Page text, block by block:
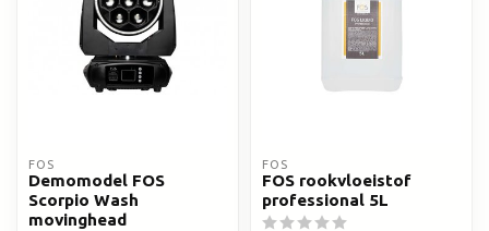
FOS
Demomodel FOS
Scorpio Wash
movinghead
FOS
FOS rookvloeistof
professional 5L